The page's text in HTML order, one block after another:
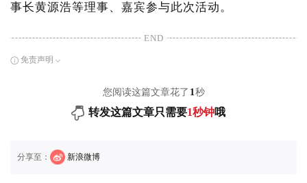
事长黄源浩等理事、嘉宾参与此次活动。
END
免责声明
您阅读这篇文章花了 1秒
转发这篇文章只需要1秒钟哦
分享至： 新浪微博